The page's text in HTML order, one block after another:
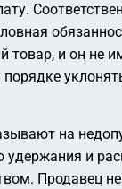
товар, и он не
на
удержания и
Продавец